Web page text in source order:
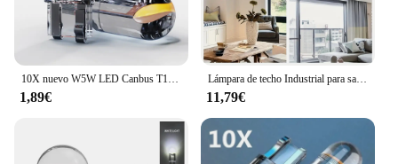
10X nuevo W5W LED Canbus T10 luces de coche COB piezas interiores de vidrio bombillas 6000K blanco lámpara de matrícula de coche luz de lectura de cúpula 12V
1,89€
Lámpara de techo Industrial para sala de estar, iluminación colgante de 3 vías, color negro, Estilo Vintage, E27
11,79€